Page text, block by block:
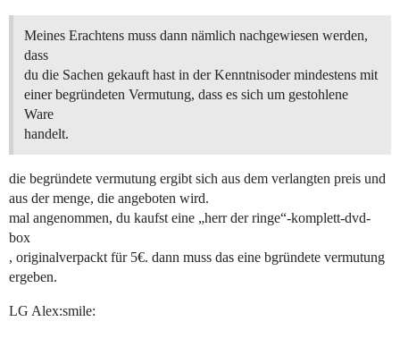
Meines Erachtens muss dann nämlich nachgewiesen werden,
dass
du die Sachen gekauft hast in der Kenntnisoder mindestens mit
einer begründeten Vermutung, dass es sich um gestohlene
Ware
handelt.
die begründete vermutung ergibt sich aus dem verlangten preis und
aus der menge, die angeboten wird.
mal angenommen, du kaufst eine „herr der ringe“-komplett-dvd-
box
, originalverpackt für 5€. dann muss das eine bgründete vermutung
ergeben.
LG Alex:smile: